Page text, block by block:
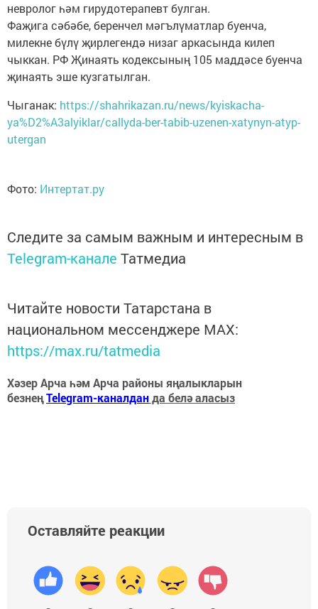
невролог һәм гирудотерапевт булган.
Фаҗига сәбәбе, беренчел мәгълүматлар буенча,
милекне бүлү җирлегендә низаг аркасында килеп
чыккан. РФ Җинаять кодексының 105 маддәсе буенча
җинаять эше кузгатылган.
Чыганак: https://shahrikazan.ru/news/kyiskacha-
ya%D2%A3alyiklar/callyda-ber-tabib-uzenen-xatynyn-atyp-
utergan
Фото: Интертат.ру
Следите за самым важным и интересным в
Telegram-канале Татмедиа
Читайте новости Татарстана в
национальном мессенджере MАХ:
https://max.ru/tatmedia
Хәзер Арча һәм Арча районы яңалыкларын
безнеңTelegram-каналданда белә аласыз
Оставляйте реакции